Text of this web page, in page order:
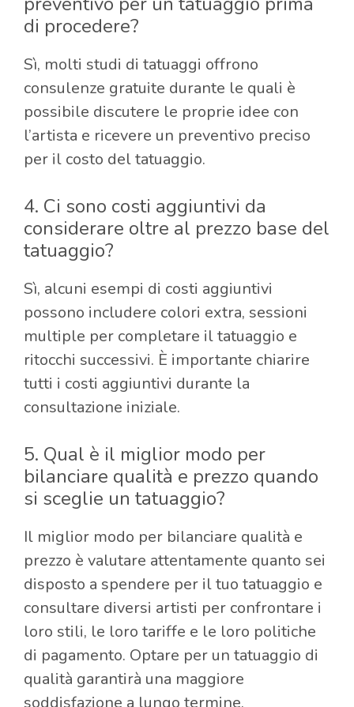
di procedere?
Sì, molti studi di tatuaggi offrono
consulenze gratuite durante le quali è
possibile discutere le proprie idee con
l’artista e ricevere un preventivo preciso
per il costo del tatuaggio.
4. Ci sono costi aggiuntivi da
considerare oltre al prezzo base del
tatuaggio?
Sì, alcuni esempi di costi aggiuntivi
possono includere colori extra, sessioni
multiple per completare il tatuaggio e
ritocchi successivi. È importante chiarire
tutti i costi aggiuntivi durante la
consultazione iniziale.
5. Qual è il miglior modo per
bilanciare qualità e prezzo quando
si sceglie un tatuaggio?
Il miglior modo per bilanciare qualità e
prezzo è valutare attentamente quanto sei
disposto a spendere per il tuo tatuaggio e
consultare diversi artisti per confrontare i
loro stili, le loro tariffe e le loro politiche
di pagamento. Optare per un tatuaggio di
qualità garantirà una maggiore
soddisfazione a lungo termine.